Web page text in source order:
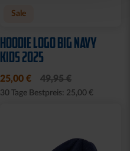
Sale
HOODIE LOGO BIG NAVY
KIDS 2025
25,00 € 49,95 €
30 Tage Bestpreis: 25,00 €